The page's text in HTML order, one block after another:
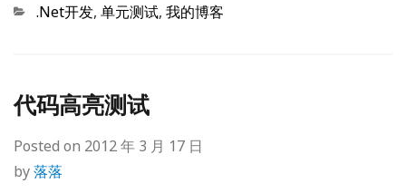
Categories
.Net开发, 单元测试, 我的博客
代码高亮测试
Posted on 2012 年 3 月 17 日
by落落